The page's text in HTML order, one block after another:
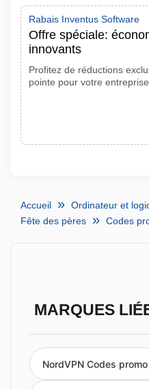
Rabais Inventus Software
Offre spéciale:
innovants
Profitez de réductions
pointe pour votre
Accueil Ordinateur et
Fête des pères
Codes
MARQUES
NordVPN Codes promo